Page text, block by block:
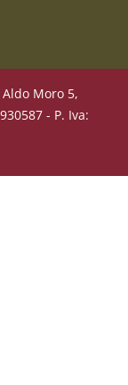
Moro 5,
- P. Iva: